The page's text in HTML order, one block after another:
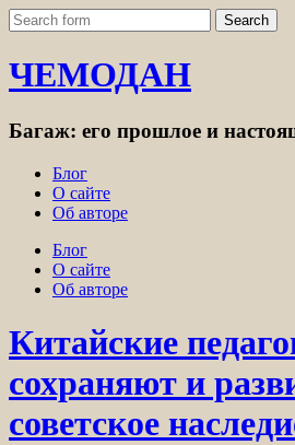
ЧЕМОДАН
Багаж: его прошлое и
Блог
О сайте
Об авторе
Блог
О сайте
Об авторе
Китайские
сохраняют и
советское